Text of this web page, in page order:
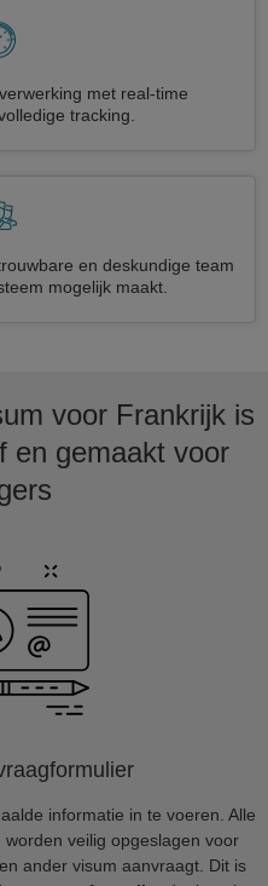
met real-time
tracking.
en deskundige team
mogelijk maakt.
voor Frankrijk is
en gemaakt voor
informatie in te voeren. Alle
veilig opgeslagen voor
ander visum aanvraagt. Dit is